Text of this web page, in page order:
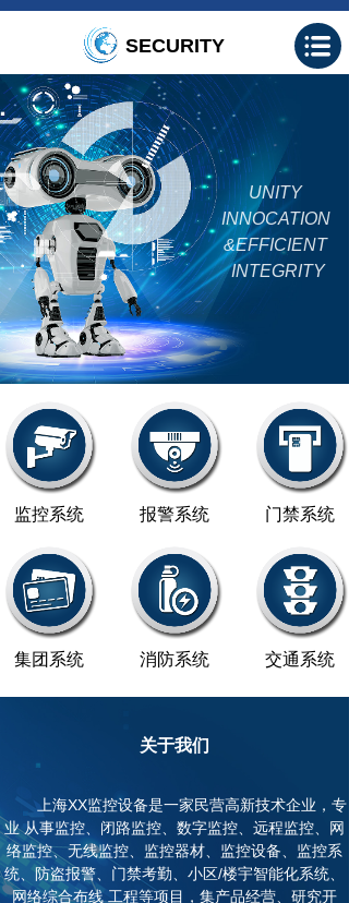
SECURITY
UNITY
INNOCATION
&EFFICIENT
INTEGRITY
监控系统 门禁系统
报警系统
消防系统
集团系统 交通系统
关于我们
上海XX监控设备是一家民营高新技术企业，专
业 从事监控、闭路监控、数字监控、远程监控、网
络监控、无线监控、监控器材、监控设备、监控系
统、防盗报警、门禁考勤、小区/楼宇智能化系统、
网络综合布线 工程等项目，集产品经营、研究开